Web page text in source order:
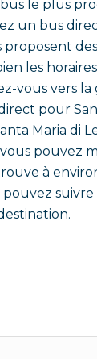
le plus
un bus
les
vous vers
pour
Maria di
pouvez
à